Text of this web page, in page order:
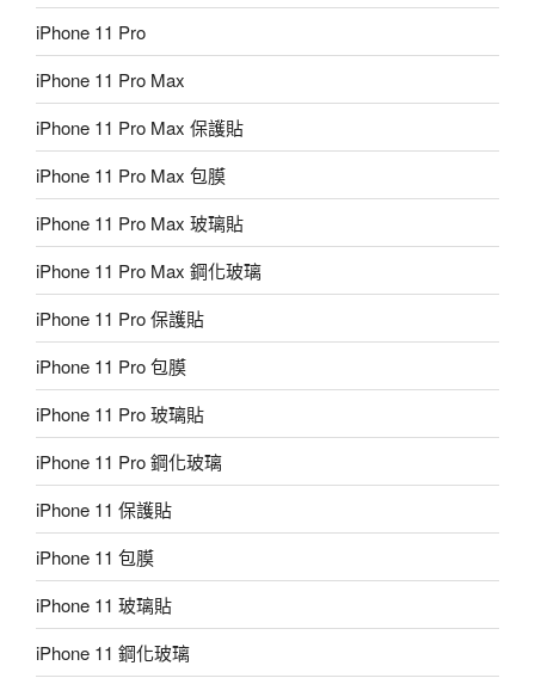
iPhone 11 Pro
iPhone 11 Pro Max
iPhone 11 Pro Max 保護貼
iPhone 11 Pro Max 包膜
iPhone 11 Pro Max 玻璃貼
iPhone 11 Pro Max 鋼化玻璃
iPhone 11 Pro 保護貼
iPhone 11 Pro 包膜
iPhone 11 Pro 玻璃貼
iPhone 11 Pro 鋼化玻璃
iPhone 11 保護貼
iPhone 11 包膜
iPhone 11 玻璃貼
iPhone 11 鋼化玻璃